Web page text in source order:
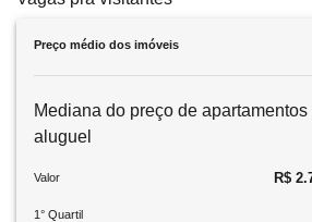
Preço médio dos imóveis
Mediana do preço de
aluguel
Valor R$
1° Quartil